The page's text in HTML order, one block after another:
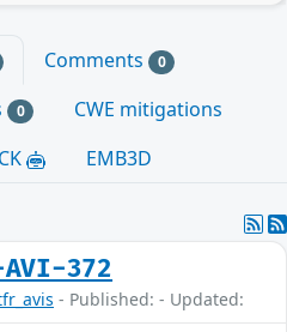
Comments 0
0
CWE mitigations
EMB3D
AVI-372
- Published: - Updated: